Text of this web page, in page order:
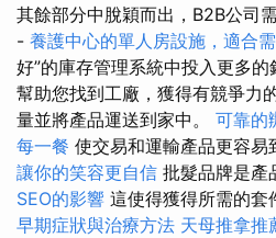
其餘部分中脫穎而出，B2B公司
- 養護中心的單人房設施，適合
好”的庫存管理系統中投入更多
幫助您找到工廠，獲得有競爭力
量並將產品運送到家中。 可靠的
每一餐 使交易和運輸產品更容易
讓你的笑容更自信 批髮品牌是產
SEO的影響 這使得獲得所需的套
早期症狀與治療方法 天母推拿推